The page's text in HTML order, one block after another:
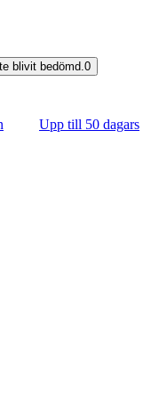
blivit bedömd.0
Upp till 50 dagars